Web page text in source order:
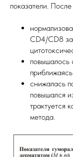
показатели.
CD4/CD8 за
повышалось
снижалась
повышался
трактуется
метода.